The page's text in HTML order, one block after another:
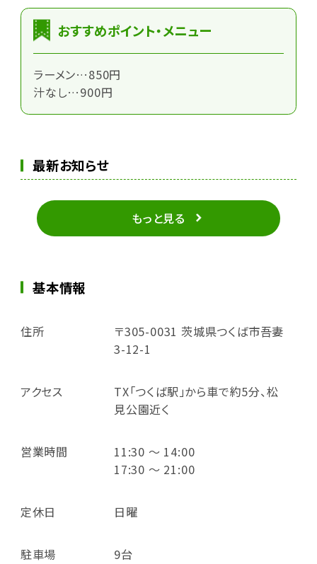
おすすめポイント・メニュー
ラーメン…850円
汁なし…900円
最新お知らせ
もっと見る
基本情報
住所
〒305-0031 茨城県つくば市吾妻
3-12-1
アクセス
TX「つくば駅」から車で約5分、松
見公園近く
営業時間
11:30 ～ 14:00
17:30 ～ 21:00
定休日 日曜
駐車場 9台